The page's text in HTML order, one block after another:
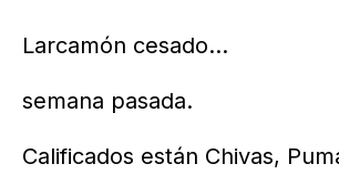
Larcamón cesado...
semana pasada.
Calificados están Chivas,